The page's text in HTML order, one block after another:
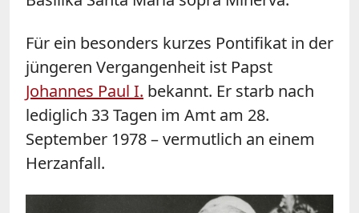
Für ein besonders kurzes Pontifikat in der
jüngeren Vergangenheit ist Papst
Johannes Paul I. bekannt. Er starb nach
lediglich 33 Tagen im Amt am 28.
September 1978 – vermutlich an einem
Herzanfall.